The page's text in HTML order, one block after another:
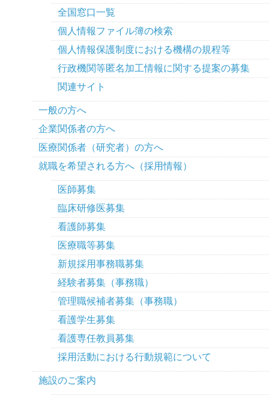
全国窓口一覧
個人情報ファイル簿の検索
個人情報保護制度における機構の規程等
行政機関等匿名加工情報に関する提案の募集
関連サイト
一般の方へ
企業関係者の方へ
医療関係者（研究者）の方へ
就職を希望される方へ（採用情報）
医師募集
臨床研修医募集
看護師募集
医療職等募集
新規採用事務職募集
経験者募集（事務職）
管理職候補者募集（事務職）
看護学生募集
看護専任教員募集
採用活動における行動規範について
施設のご案内